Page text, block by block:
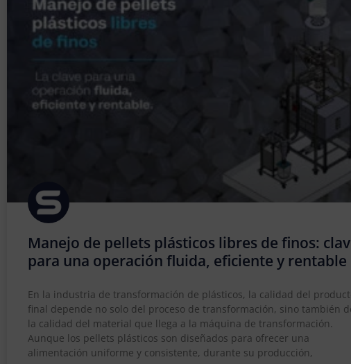
Manejo de pellets plásticos libres de finos:
para una operación fluida, eficiente y rentable
En la industria de transformación de plásticos, la calidad del
final depende no solo del proceso de transformación, sino también
la calidad del material que llega a la máquina de transformación.
Aunque los pellets plásticos son diseñados para ofrecer una
alimentación uniforme y consistente, durante su producción,